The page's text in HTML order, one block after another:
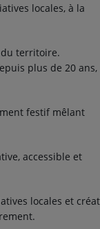
locales, à la
territoire.
plus de 20 ans,
festif mêlant
accessible et
locales et